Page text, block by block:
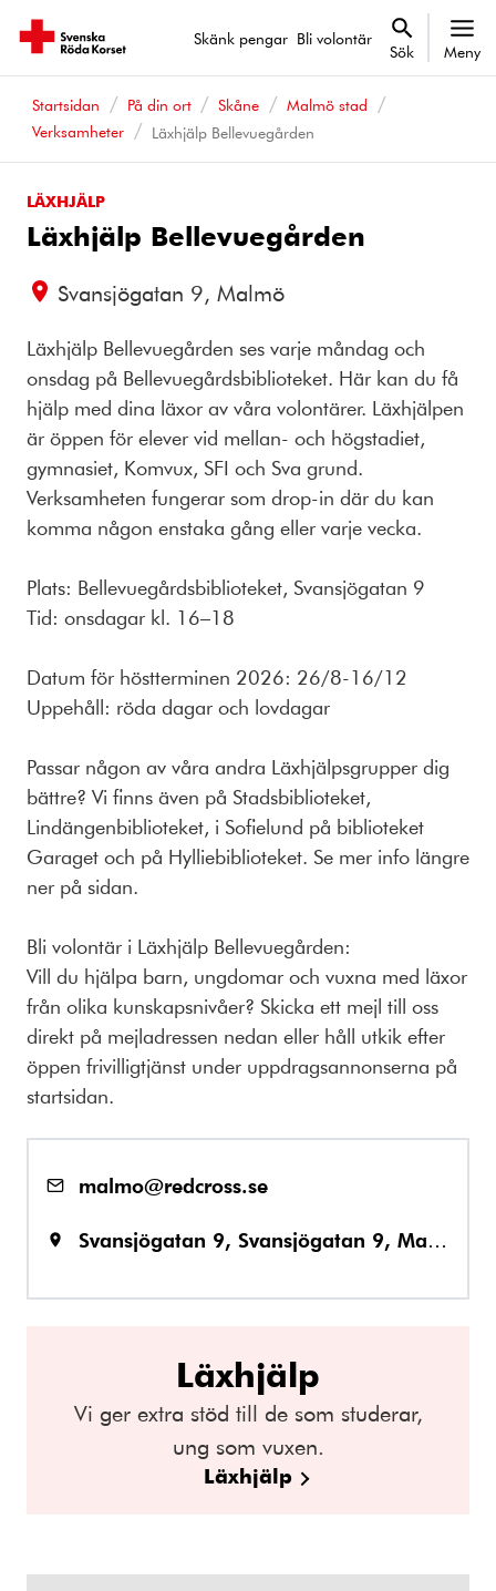
Skänk pengar Bli volontär
Sök Meny
Startsidan På din ort Skåne
Malmö stad
Verksamheter
Läxhjälp Bellevuegården
LÄXHJÄLP
Läxhjälp Bellevuegården
Svansjögatan 9, Malmö
Läxhjälp Bellevuegården ses varje måndag och
onsdag på Bellevuegårdsbiblioteket. Här kan du få
hjälp med dina läxor av våra volontärer. Läxhjälpen
är öppen för elever vid mellan- och högstadiet,
gymnasiet, Komvux, SFI och Sva grund.
Verksamheten fungerar som drop-in där du kan
komma någon enstaka gång eller varje vecka.
Plats: Bellevuegårdsbiblioteket, Svansjögatan 9
Tid: onsdagar kl. 16–18
Datum för höstterminen 2026: 26/8-16/12
Uppehåll: röda dagar och lovdagar
Passar någon av våra andra Läxhjälpsgrupper dig
bättre? Vi finns även på Stadsbiblioteket,
Lindängenbiblioteket, i Sofielund på biblioteket
Garaget och på Hylliebiblioteket. Se mer info längre
ner på sidan.
Bli volontär i Läxhjälp Bellevuegården:
Vill du hjälpa barn, ungdomar och vuxna med läxor
från olika kunskapsnivåer? Skicka ett mejl till oss
direkt på mejladressen nedan eller håll utkik efter
öppen frivilligtjänst under uppdragsannonserna på
startsidan.
malmo@redcross.se
Svansjögatan 9, Svansjögatan 9, Malmö
Läxhjälp
Vi ger extra stöd till de som studerar,
ung som vuxen.
Läxhjälp